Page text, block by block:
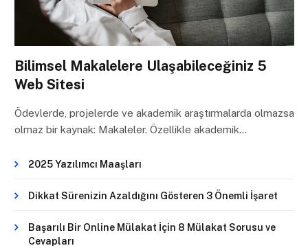
Bilimsel Makalelere Ulaşabileceğiniz 5
Web Sitesi
Ödevlerde, projelerde ve akademik araştırmalarda olmazsa
olmaz bir kaynak: Makaleler. Özellikle akademik…
2025 Yazılımcı Maaşları
Dikkat Sürenizin Azaldığını Gösteren 3 Önemli İşaret
Başarılı Bir Online Mülakat İçin 8 Mülakat Sorusu ve
Cevapları